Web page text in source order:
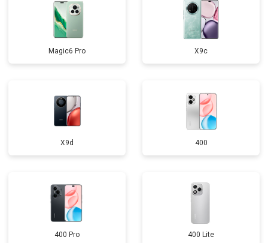
Magic6 Pro X9c
X9d 400
400 Pro 400 Lite